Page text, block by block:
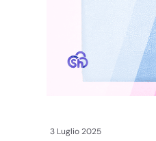
3 Luglio 2025